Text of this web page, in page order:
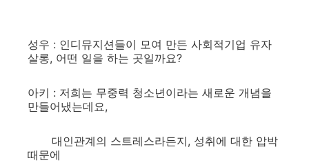
성우 : 인디뮤지션들이 모여 만든 사회적기업 유자
살롱, 어떤 일을 하는 곳일까요?
아키 : 저희는 무중력 청소년이라는 새로운 개념을
만들어냈는데요,
대인관계의 스트레스라든지, 성취에 대한 압박
때문에